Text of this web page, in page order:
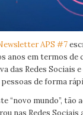
APS #7
anos em termos
das Redes Sociais
de forma
“novo mundo”, tão
nas Redes